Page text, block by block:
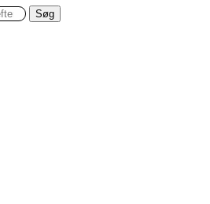
Søg